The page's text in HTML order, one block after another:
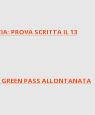
PROVA SCRITTA IL 13
PASS ALLONTANATA